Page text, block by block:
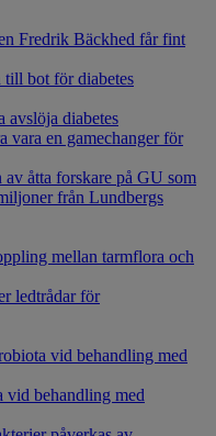
Fredrik Bäckhed får fint
till bot för diabetes
avslöja diabetes
vara en gamechanger för
åtta forskare på GU som
från Lundbergs
mellan tarmflora och
ledtrådar för
vid behandling med
vid behandling med